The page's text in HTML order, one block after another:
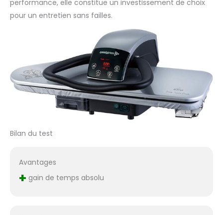
appuyez sur la poignée
vers le bas dans une
elle émet
automatiquement de
la vapeur. Contrôle
numérique Soft Touch
et affichage : contrôle
électronique pour une
température de
repassage précise.
Plage de température :
utilisé avec notre
performance, elle constitue un investissement de choix
pour un entretien sans failles.
Bilan du test
Avantages
+ gain de temps absolu